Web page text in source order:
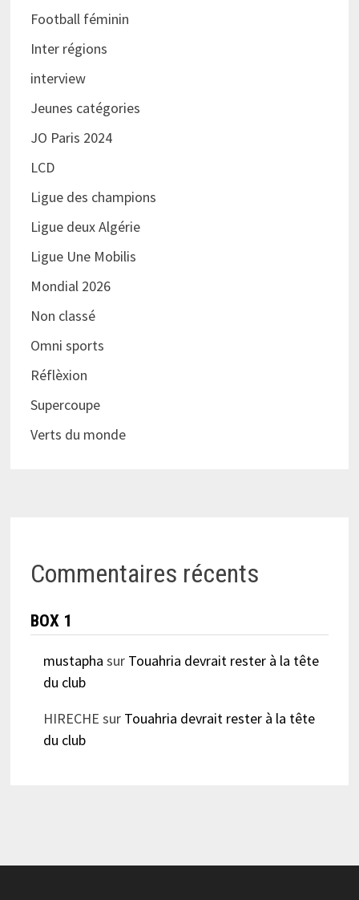
Football féminin
Inter régions
interview
Jeunes catégories
JO Paris 2024
LCD
Ligue des champions
Ligue deux Algérie
Ligue Une Mobilis
Mondial 2026
Non classé
Omni sports
Réflèxion
Supercoupe
Verts du monde
Commentaires récents
BOX 1
mustapha sur Touahria devrait rester à la tête
du club
HIRECHE sur Touahria devrait rester à la tête
du club